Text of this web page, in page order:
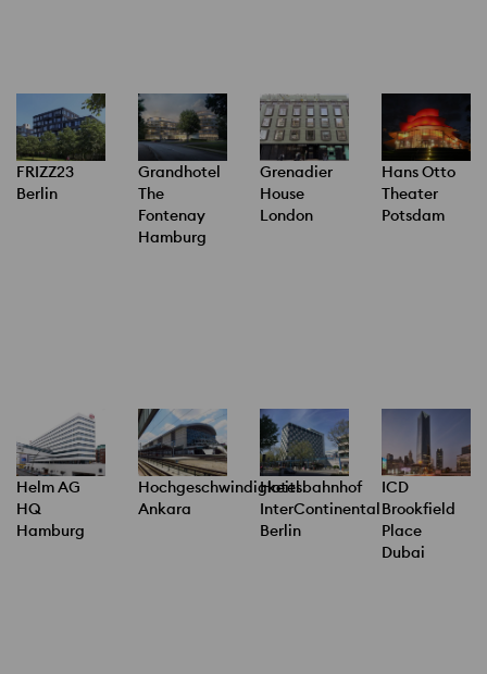
FRIZZ23
Berlin
Grandhotel
The
Fontenay
Hamburg
Grenadier
House
London
Hans Otto
Theater
Potsdam
Helm AG
HQ
Hamburg
Hochgeschwindigkeitsbahnhof
Ankara
Hotel
InterContinental
Berlin
ICD
Brookfield
Place
Dubai